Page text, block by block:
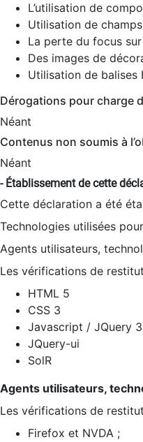
L’utilisation de
Utilisation de
La perte du focus
Des images de
Utilisation de balises
Dérogations pour charge
Néant
Contenus non soumis à
Néant
- Établissement de cette
Cette déclaration a été
Technologies utilisées
Agents utilisateurs,
Les vérifications de
HTML 5
CSS 3
Javascript / JQuery
JQuery-ui
SolR
Agents utilisateurs,
Les vérifications de
Firefox et NVDA ;